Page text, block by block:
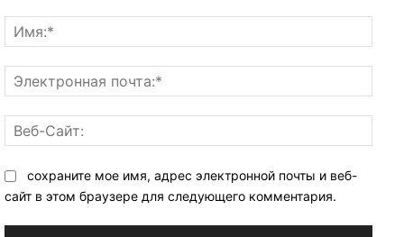
Сайт:
сохраните мое имя, адрес электронной почты и веб-
сайт в этом браузере для следующего комментария.